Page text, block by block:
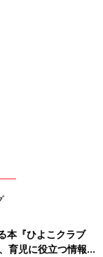
本『ひよこクラブ
育児に役立つ情報が